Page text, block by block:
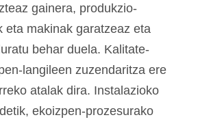
gainera, produkzio-
eta makinak garatzeaz eta
behar duela. Kalitate-
langileen zuzendaritza ere
atalak dira. Instalazioko
ekoizpen-prozesurako